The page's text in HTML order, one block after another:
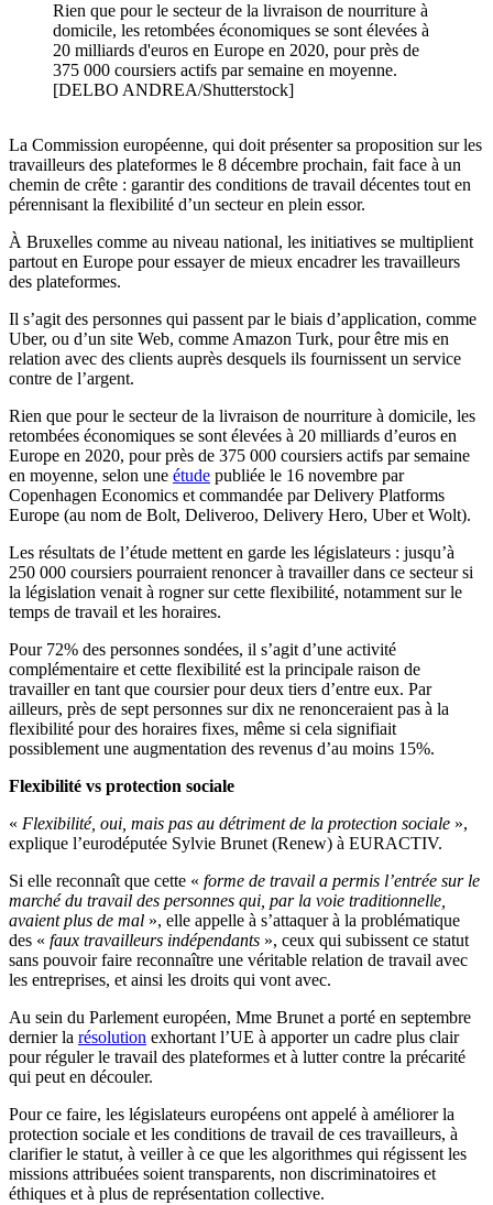
Rien que pour le secteur de la livraison de nourriture à
domicile, les retombées économiques se sont élevées à
20 milliards d'euros en Europe en 2020, pour près de
375 000 coursiers actifs par semaine en moyenne.
[DELBO ANDREA/Shutterstock]
La Commission européenne, qui doit présenter sa proposition sur les
travailleurs des plateformes le 8 décembre prochain, fait face à un
chemin de crête : garantir des conditions de travail décentes tout en
pérennisant la flexibilité d’un secteur en plein essor.
À Bruxelles comme au niveau national, les initiatives se multiplient
partout en Europe pour essayer de mieux encadrer les travailleurs
des plateformes.
Il s’agit des personnes qui passent par le biais d’application, comme
Uber, ou d’un site Web, comme Amazon Turk, pour être mis en
relation avec des clients auprès desquels ils fournissent un service
contre de l’argent.
Rien que pour le secteur de la livraison de nourriture à domicile, les
retombées économiques se sont élevées à 20 milliards d’euros en
Europe en 2020, pour près de 375 000 coursiers actifs par semaine
en moyenne, selon une étude publiée le 16 novembre par
Copenhagen Economics et commandée par Delivery Platforms
Europe (au nom de Bolt, Deliveroo, Delivery Hero, Uber et Wolt).
Les résultats de l’étude mettent en garde les législateurs : jusqu’à
250 000 coursiers pourraient renoncer à travailler dans ce secteur si
la législation venait à rogner sur cette flexibilité, notamment sur le
temps de travail et les horaires.
Pour 72% des personnes sondées, il s’agit d’une activité
complémentaire et cette flexibilité est la principale raison de
travailler en tant que coursier pour deux tiers d’entre eux. Par
ailleurs, près de sept personnes sur dix ne renonceraient pas à la
flexibilité pour des horaires fixes, même si cela signifiait
possiblement une augmentation des revenus d’au moins 15%.
Flexibilité vs protection sociale
« Flexibilité, oui, mais pas au détriment de la protection sociale »,
explique l’eurodéputée Sylvie Brunet (Renew) à EURACTIV.
Si elle reconnaît que cette « forme de travail a permis l’entrée sur le
marché du travail des personnes qui, par la voie traditionnelle,
avaient plus de mal », elle appelle à s’attaquer à la problématique
des « faux travailleurs indépendants », ceux qui subissent ce statut
sans pouvoir faire reconnaître une véritable relation de travail avec
les entreprises, et ainsi les droits qui vont avec.
Au sein du Parlement européen, Mme Brunet a porté en septembre
dernier la résolution exhortant l’UE à apporter un cadre plus clair
pour réguler le travail des plateformes et à lutter contre la précarité
qui peut en découler.
Pour ce faire, les législateurs européens ont appelé à améliorer la
protection sociale et les conditions de travail de ces travailleurs, à
clarifier le statut, à veiller à ce que les algorithmes qui régissent les
missions attribuées soient transparents, non discriminatoires et
éthiques et à plus de représentation collective.